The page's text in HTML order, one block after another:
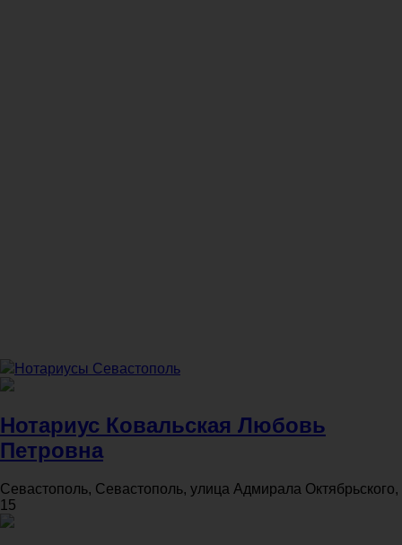
Нотариусы Севастополь
Нотариус Ковальская Любовь
Петровна
Севастополь, Севастополь, улица Адмирала Октябрьского,
15